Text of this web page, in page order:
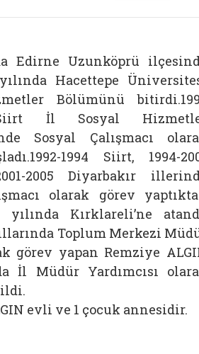
Edirne Uzunköprü
yılında Hacettepe
Bölümünü
İl Sosyal
Sosyal Çalışmacı
1994 Siirt, 1994-
2005 Diyarbakır
olarak görev
yılında Kırklareli’ne
Toplum Merkezi
görev yapan Remziye
İl Müdür Yardımcısı
evli ve 1 çocuk annesidir.